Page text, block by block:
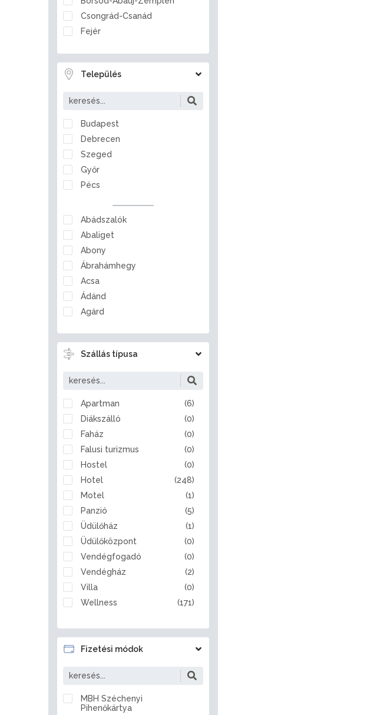
Csongrád-Csanád
Fejér
Hajdú-Bihar
Heves
Nógrád
Pest
Somogy
Szabolcs-Szatmár-Bereg
Tolna
Veszprém
Zala
Település
Budapest
Debrecen
Szeged
Győr
Pécs
Abádszalók
Abaliget
Abony
Ábrahámhegy
Acsa
Ádánd
Agárd
Aggtelek
Ajka
Alcsútdoboz
Aldebrő
Algyő
Almamellék
Alsóberecki
Alsóbogát
Alsónémedi
Alsóörs
Apaj
Apostag
Ásotthalom
Aszód
Bábolna
Babót
Badacsonytördemic
Baja
Bakonszeg
Bakonya
Szállás típusa
Apartman
(6)
Diákszálló
(0)
Faház
(0)
Falusi turizmus
(0)
Hostel
(0)
Hotel
(248)
Motel
(1)
Panzió
(5)
Üdülőház
(1)
Üdülőközpont
(0)
Vendégfogadó
(0)
Vendégház
(2)
Villa
(0)
Wellness
(171)
Fizetési módok
MBH Széchenyi
Pihenőkártya